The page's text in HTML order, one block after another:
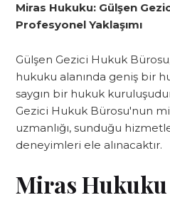
Miras Hukuku: Gülşen
Profesyonel Yaklaşımı
Gülşen Gezici Hukuk
hukuku alanında geniş bir
saygın bir hukuk
Gezici Hukuk Bürosu'nun
uzmanlığı, sunduğu
deneyimleri ele alınacaktır.
Miras